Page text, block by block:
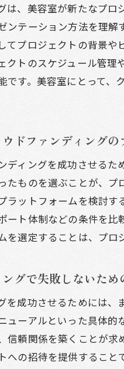
エコフ
地域コ
美容師
顧客
効果的
信頼を
プロジ
支援者
美容室クラ
効果的
美容業
支援者
プロジ
キャン
は、美容室が新たなプ
ンテーション方法を理
てプロジェクトの背景
クトのスケジュール管
です。美容室にとって
ドファンディング
ディングを成功させるた
たものを選ぶことが、
ラットフォームを検討
ート体制などの条件を
を選定することは、プロ
グで失敗しないため
を成功させるためには
ューアルといった具体
信頼関係を築くことが
への招待を提供するこ